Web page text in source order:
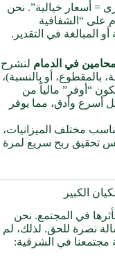
= أسعار خيالية”. نحن
على “الشفافية
المبالغة في التقدير.
في الدمام لنشرح
بالمقطوع، أو بالنسبة)،
“أوفر” مالياً من
أسرع وأدق، مما يوفر
مختلف الميزانيات،
تحقيق ربح سريع لمرة
الكبير
في المجتمع. نحن
نصرة للحق. لذلك، لم
مجتمعنا في الشرقية: